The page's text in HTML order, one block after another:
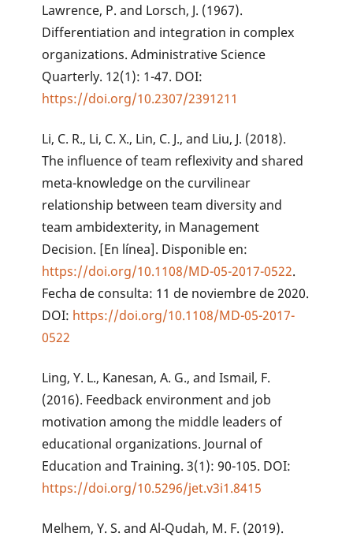
Lawrence, P. and Lorsch, J. (1967).
Differentiation and integration in complex
organizations. Administrative Science
Quarterly. 12(1): 1-47. DOI:
https://doi.org/10.2307/2391211
Li, C. R., Li, C. X., Lin, C. J., and Liu, J. (2018).
The influence of team reflexivity and shared
meta-knowledge on the curvilinear
relationship between team diversity and
team ambidexterity, in Management
Decision. [En línea]. Disponible en:
https://doi.org/10.1108/MD-05-2017-0522.
Fecha de consulta: 11 de noviembre de 2020.
DOI: https://doi.org/10.1108/MD-05-2017-
0522
Ling, Y. L., Kanesan, A. G., and Ismail, F.
(2016). Feedback environment and job
motivation among the middle leaders of
educational organizations. Journal of
Education and Training. 3(1): 90-105. DOI:
https://doi.org/10.5296/jet.v3i1.8415
Melhem, Y. S. and Al-Qudah, M. F. (2019).